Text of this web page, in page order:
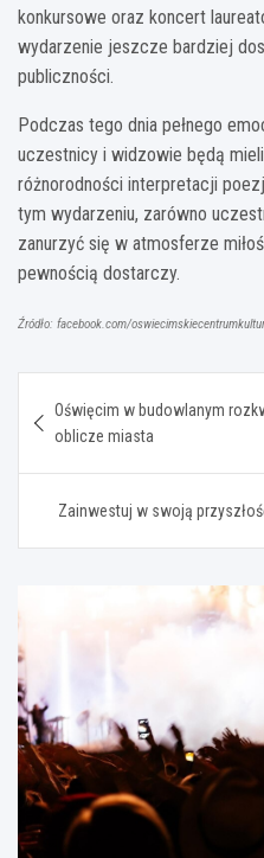
konkursowe oraz koncert
wydarzenie jeszcze bardziej
publiczności.
Podczas tego dnia pełnego
uczestnicy i widzowie będą
różnorodności interpretacji
tym wydarzeniu, zarówno
zanurzyć się w atmosferze
pewnością dostarczy.
Źródło: facebook.com/
wpisu
Oświęcim w budowlanym
oblicze miasta
Zainwestuj w swoją